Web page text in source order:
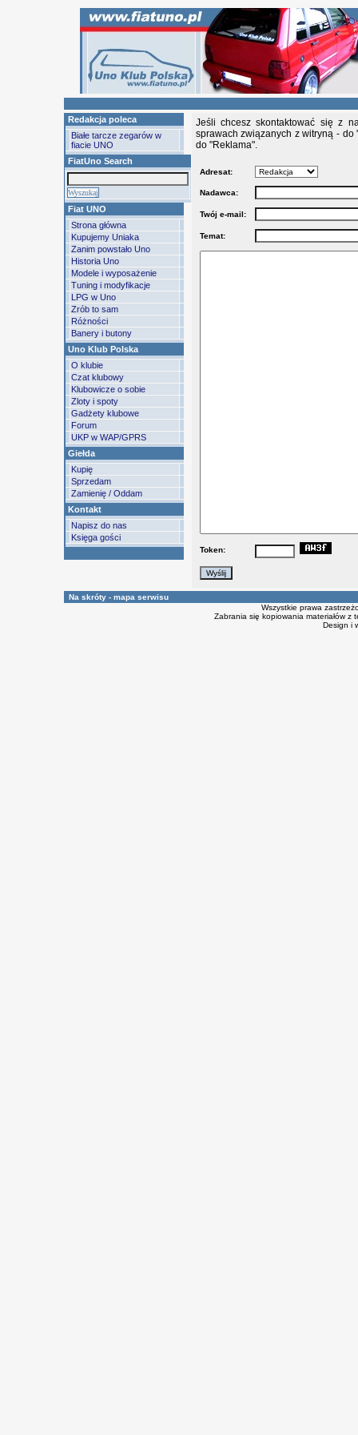
Redakcja poleca
Białe tarcze zegarów w
fiacie UNO
FiatUno Search
Fiat UNO
Strona główna
Kupujemy Uniaka
Zanim powstało Uno
Historia Uno
Modele i wyposażenie
Tuning i modyfikacje
LPG w Uno
Zrób to sam
Różności
Banery i butony
Uno Klub Polska
O klubie
Czat klubowy
Klubowicze o sobie
Zloty i spoty
Gadżety klubowe
Forum
UKP w WAP/GPRS
Giełda
Kupię
Sprzedam
Zamienię / Oddam
Kontakt
Napisz do nas
Księga gości
Jeśli chcesz skontaktować się z
sprawach związanych z witryną - do
do "Reklama".
Adresat:
Nadawca:
Twój e-mail:
Temat:
Token:
Na skróty - mapa serwisu
Wszystkie prawa
Zabrania się kopiowania materiałów
Design i